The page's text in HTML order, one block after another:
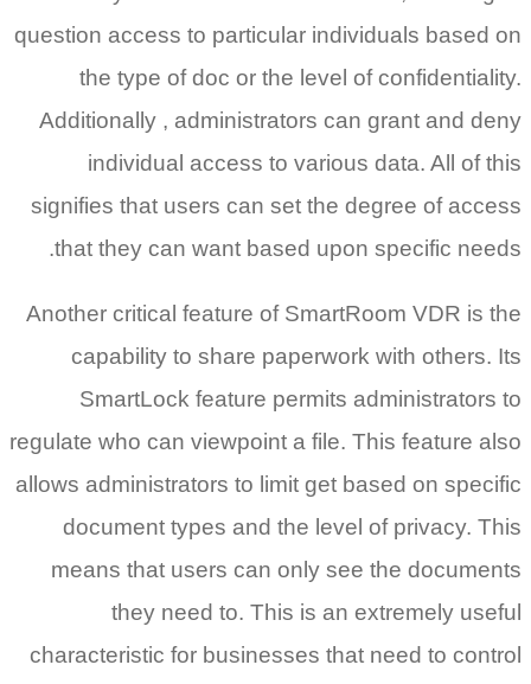
question access to particular individuals based on
the type of doc or the level of confidentiality.
Additionally , administrators can grant and deny
individual access to various data. All of this
signifies that users can set the degree of access
that they can want based upon specific needs.
Another critical feature of SmartRoom VDR is the
capability to share paperwork with others. Its
SmartLock feature permits administrators to
regulate who can viewpoint a file. This feature also
allows administrators to limit get based on specific
document types and the level of privacy. This
means that users can only see the documents
they need to. This is an extremely useful
characteristic for businesses that need to control